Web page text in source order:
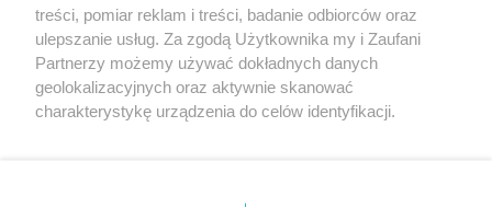
treści, pomiar reklam i treści, badanie odbiorców oraz
ulepszanie usług. Za zgodą Użytkownika my i Zaufani
Partnerzy możemy używać dokładnych danych
geolokalizacyjnych oraz aktywnie skanować
charakterystykę urządzenia do celów identyfikacji.